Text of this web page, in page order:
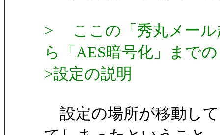
> ここの「秀丸メール
ら「AES暗号化」までの
>設定の説明
設定の場所が移動し